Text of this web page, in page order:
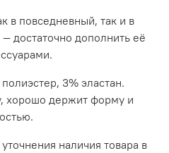
в повседневный, так и в
достаточно дополнить её
3% эластан.
хорошо держит форму и
наличия товара в